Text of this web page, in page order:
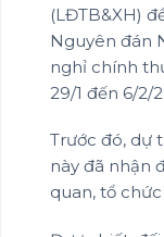
(LĐTB&XH)
Nguyên đán
nghỉ chính
29/1 đến 6/2/
Trước đó, dự
này đã nhận
quan, tổ